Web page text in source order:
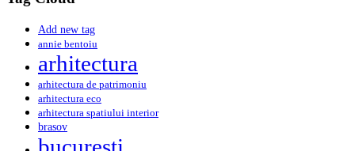
Add new tag
annie bentoiu
arhitectura
arhitectura de patrimoniu
arhitectura eco
arhitectura spatiului interior
brasov
bucuresti